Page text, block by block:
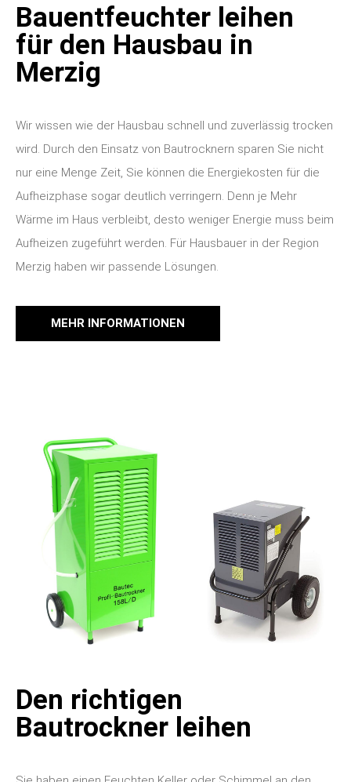
Bauentfeuchter leihen
für den Hausbau in
Merzig
Wir wissen wie der Hausbau schnell und zuverlässig trocken
wird. Durch den Einsatz von Bautrocknern sparen Sie nicht
nur eine Menge Zeit, Sie können die Energiekosten für die
Aufheizphase sogar deutlich verringern. Denn je Mehr
Wärme im Haus verbleibt, desto weniger Energie muss beim
Aufheizen zugeführt werden. Für Hausbauer in der Region
Merzig haben wir passende Lösungen.
MEHR INFORMATIONEN
Den richtigen
Bautrockner leihen